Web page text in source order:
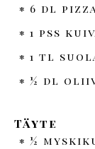
6 dl
1 pss
1 tl
½ dl
Täyte
½